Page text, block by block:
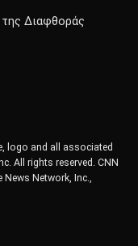
της Διαφθοράς
logo and all associated
All rights reserved. CNN
Network, Inc.,